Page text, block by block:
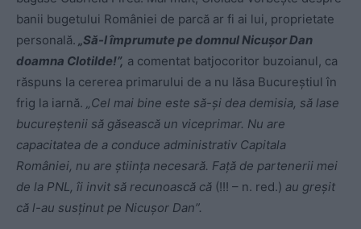
banii bugetului României de parcă ar fi ai lui, proprietate
personală. „Să-l împrumute pe domnul Nicuşor Dan
doamna Clotilde!”, a comentat batjocoritor buzoianul, ca
răspuns la cererea primarului de a nu lăsa Bucureștiul în
frig la iarnă.
„Cel mai bine este să-şi dea demisia, să lase
bucureştenii să găsească un viceprimar. Nu are
capacitatea de a conduce administrativ Capitala
României, nu are ştiinţa necesară. Faţă de partenerii mei
de la PNL, îi invit să recunoască că (!!! – n. red.) au greşit
că l-au susţinut pe Nicuşor Dan”.